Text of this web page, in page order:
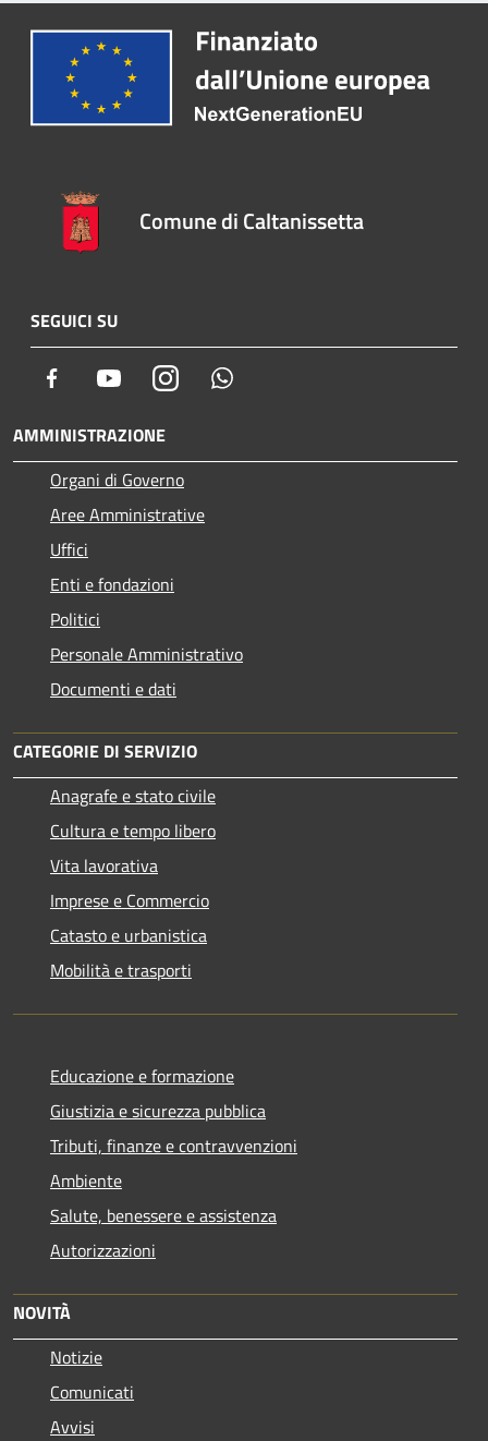
Comune di Caltanissetta
SEGUICI SU
Facebook YoutubeInstagram
AMMINISTRAZIONE
Organi di Governo
Aree Amministrative
Uffici
Enti e fondazioni
Politici
Personale Amministrativo
Documenti e dati
CATEGORIE DI SERVIZIO
Anagrafe e stato civile
Cultura e tempo libero
Vita lavorativa
Imprese e Commercio
Catasto e urbanistica
Mobilità e trasporti
Educazione e formazione
Giustizia e sicurezza pubblica
Tributi, finanze e contravvenzioni
Ambiente
Salute, benessere e assistenza
Autorizzazioni
NOVITÀ
Notizie
Comunicati
Avvisi